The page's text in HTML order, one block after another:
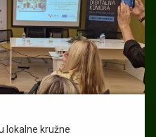
lokalne kružne